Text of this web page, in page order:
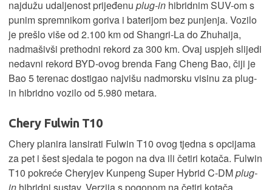
najdužu udaljenost prijeđenu plug-in hibridnim SUV-om s
punim spremnikom goriva i baterijom bez punjenja. Vozilo
je prešlo više od 2.100 km od Shangri-La do Zhuhaija,
nadmašivši prethodni rekord za 300 km. Ovaj uspjeh slijedi
nedavni rekord BYD-ovog brenda Fang Cheng Bao, čiji je
Bao 5 terenac dostigao najvišu nadmorsku visinu za plug-
in hibridno vozilo od 5.980 metara.
Chery Fulwin T10
Chery planira lansirati Fulwin T10 ovog tjedna s opcijama
za pet i šest sjedala te pogon na dva ili četiri kotača. Fulwin
T10 pokreće Cheryjev Kunpeng Super Hybrid C-DMplug-